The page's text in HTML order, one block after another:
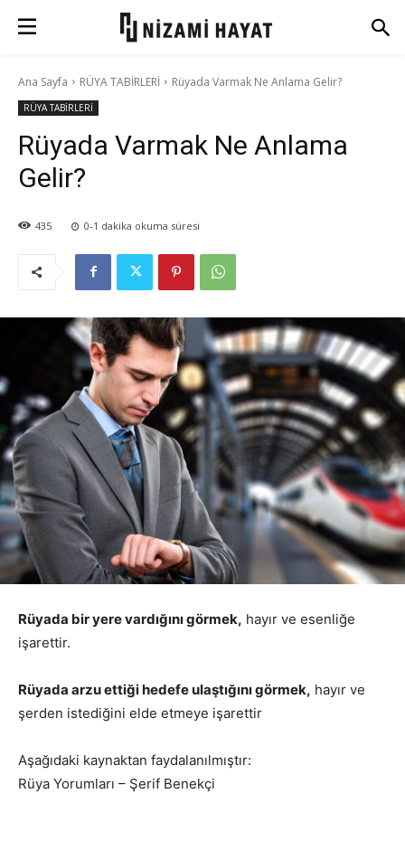
Ana Sayfa RÜYA TABİRLERİ Rüyada Varmak Ne Anlama Gelir?
RÜYA TABİRLERİ
Rüyada Varmak Ne Anlama
Gelir?
435 0-1 dakika okuma süresi
Rüyada bir yere vardığını görmek, hayır ve esenliğe
işarettir.
Rüyada arzu ettiği hedefe ulaştığını görmek, hayır ve
şerden istediğini elde etmeye işarettir
Aşağıdaki kaynaktan faydalanılmıştır:
Rüya Yorumları – Şerif Benekçi